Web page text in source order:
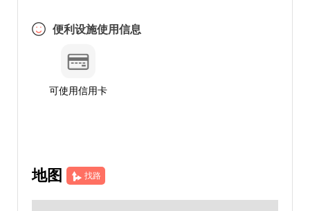
便利设施使用信息
可使用信用卡
地图 找路